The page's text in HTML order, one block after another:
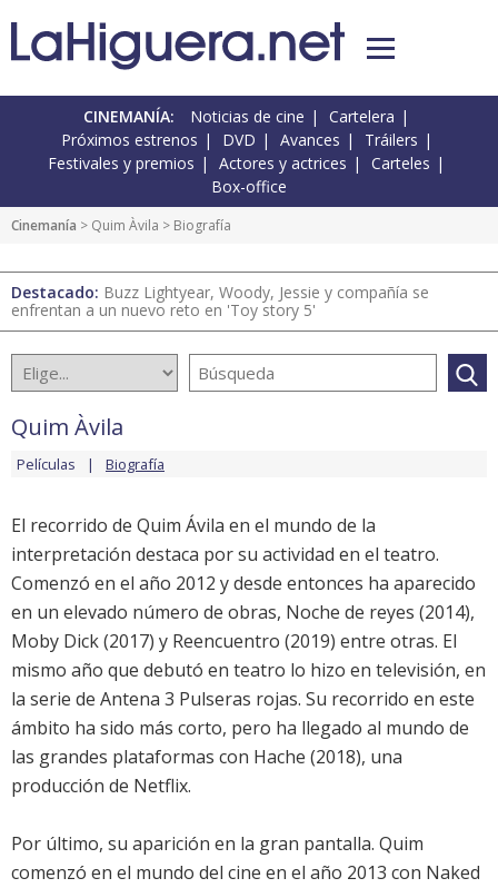
CINEMANÍA: Noticias de cine
Cartelera
Próximos estrenos
DVD Avances
Tráilers
Festivales y premios
Actores y actrices
Carteles
Box-office
Cinemanía > Quim Àvila > Biografía
Destacado: Buzz Lightyear, Woody, Jessie y compañía se
enfrentan a un nuevo reto en 'Toy story 5'
Quim Àvila
Películas Biografía
El recorrido de Quim Ávila en el mundo de la
interpretación destaca por su actividad en el teatro.
Comenzó en el año 2012 y desde entonces ha aparecido
en un elevado número de obras, Noche de reyes (2014),
Moby Dick (2017) y Reencuentro (2019) entre otras. El
mismo año que debutó en teatro lo hizo en televisión, en
la serie de Antena 3 Pulseras rojas. Su recorrido en este
ámbito ha sido más corto, pero ha llegado al mundo de
las grandes plataformas con Hache (2018), una
producción de Netflix.
Por último, su aparición en la gran pantalla. Quim
comenzó en el mundo del cine en el año 2013 con Naked